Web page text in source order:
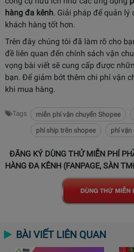
hàng đa kênh. Giải pháp để quản
khách hàng tốt hơn.
Trên đây chúng tôi đã làm rõ cho
đề liên quan đến chính sách vận
vọng bài viết sẽ cung cấp được
bạn. Để giảm bớt thêm chi phí vận
khi mua hàng.
Tags miễn phí vận chuyển Shopee
phí ship trên shopee
phí vận
ĐĂNG KÝ DÙNG THỬ MIỄN PHÍ
HÀNG ĐA KÊNH (FANPAGE, SÀN
BÀI VIẾT LIÊN QUAN